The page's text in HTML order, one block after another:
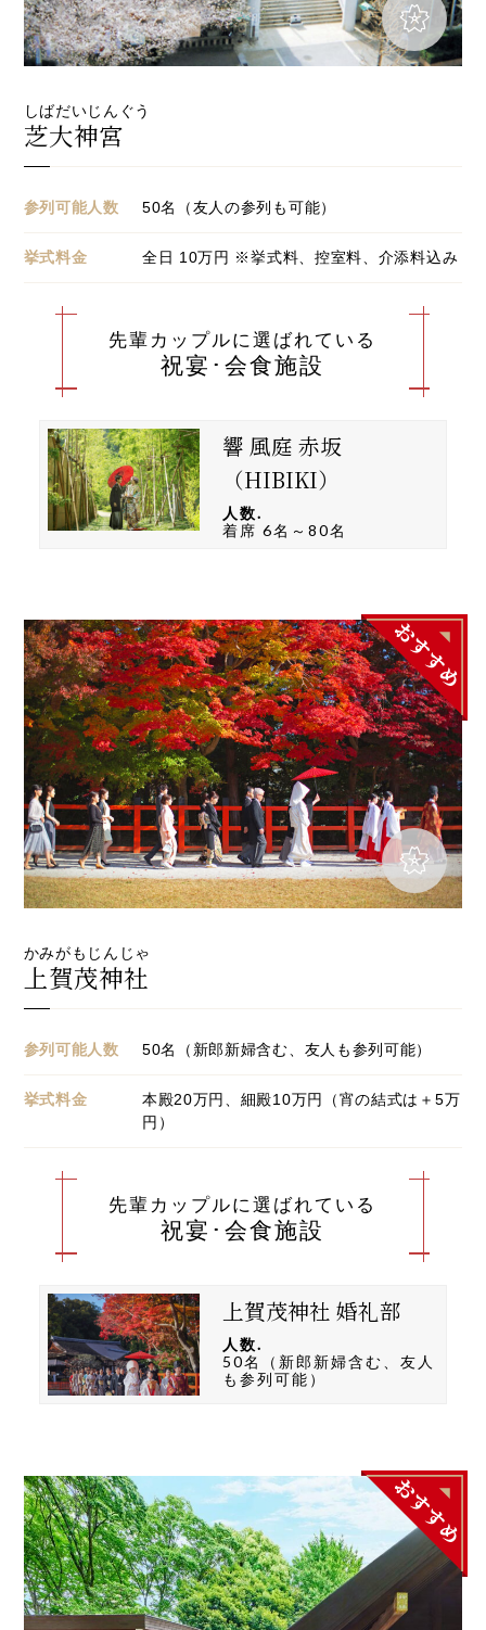
しばだいじんぐう
芝大神宮
参列可能人数 50名（友人の参列も可能）
挙式料金 全日 10万円 ※挙式料、控室料、介添料込み
先輩カップルに選ばれている
祝宴･会食施設
響 風庭 赤坂
（HIBIKI）
人数.
着席 6名～80名
かみがもじんじゃ
上賀茂神社
参列可能人数 50名（新郎新婦含む、友人も参列可能）
挙式料金
本殿20万円、細殿10万円（宵の結式は＋5万
円）
先輩カップルに選ばれている
祝宴･会食施設
上賀茂神社 婚礼部
人数.
50名（新郎新婦含む、友人
も参列可能）